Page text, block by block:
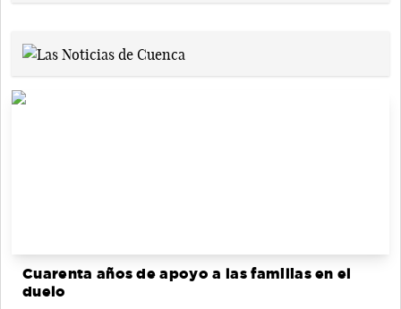
Cuarenta años de apoyo a las familias en el
duelo